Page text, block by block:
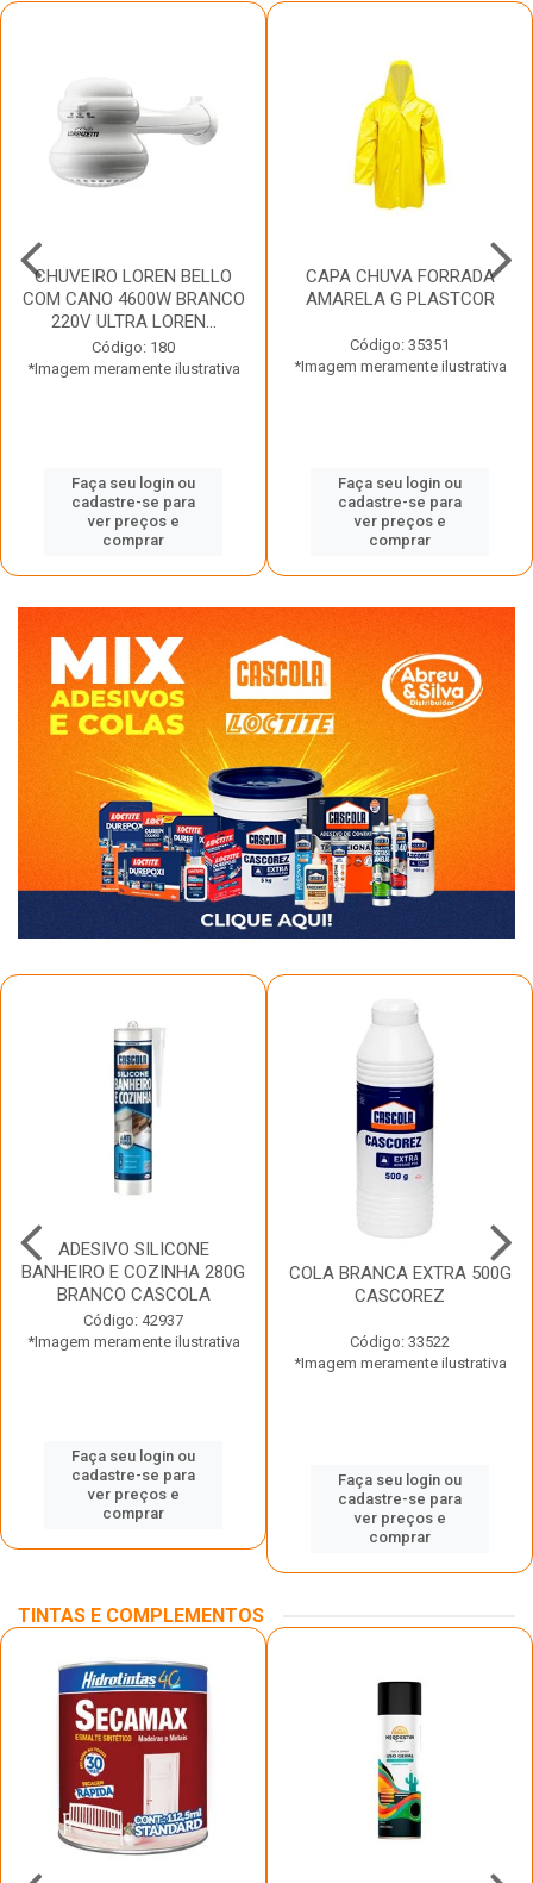
CHUVEIRO LOREN BELLO
COM CANO 4600W BRANCO
220V ULTRA LOREN...
Código: 180
*Imagem meramente ilustrativa
Faça seu login ou
cadastre-se para
ver preços e
comprar
CAPA CHUVA FORRADA
AMARELA G PLASTCOR
Código: 35351
*Imagem meramente ilustrativa
Faça seu login ou
cadastre-se para
ver preços e
comprar
ADESIVO SILICONE
BANHEIRO E COZINHA 280G
BRANCO CASCOLA
Código: 42937
*Imagem meramente ilustrativa
Faça seu login ou
cadastre-se para
ver preços e
comprar
COLA BRANCA EXTRA 500G
CASCOREZ
Código: 33522
*Imagem meramente ilustrativa
Faça seu login ou
cadastre-se para
ver preços e
comprar
TINTAS E COMPLEMENTOS